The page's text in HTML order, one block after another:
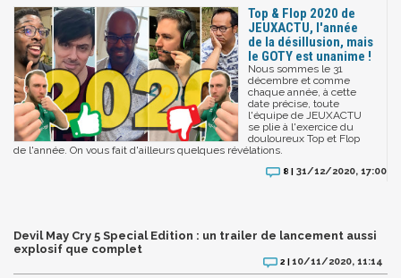
Top & Flop 2020 de
JEUXACTU, l'année
de la désillusion, mais
le GOTY est unanime !
Nous sommes le 31
décembre et comme
chaque année, à cette
date précise, toute
l'équipe de JEUXACTU
se plie à l'exercice du
douloureux Top et Flop
de l'année. On vous fait d'ailleurs quelques révélations.
8 | 31/12/2020, 17:00
Devil May Cry 5 Special Edition : un trailer de lancement aussi
explosif que complet
2 | 10/11/2020, 11:14